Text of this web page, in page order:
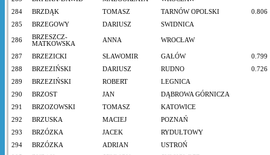
284
BRZDĄK TOMASZ TARNÓW OPOLSKI
0.806
285
BRZEGOWY DARIUSZ SWIDNICA
286
BRZESZCZ-
MATKOWSKA
ANNA WROCŁAW
287 BRZEZICKI SŁAWOMIR GAŁÓW
0.799
288
BRZEZIŃSKI DARIUSZ RUDNO
0.726
289
BRZEZIŃSKI ROBERT
LEGNICA
290
BRZOST JAN
DĄBROWA GÓRNICZA
291
BRZOZOWSKI TOMASZ
KATOWICE
292
BRZUSKA MACIEJ
POZNAŃ
293
BRZÓZKA JACEK
RYDUŁTOWY
294
BRZÓZKA ADRIAN
USTROŃ